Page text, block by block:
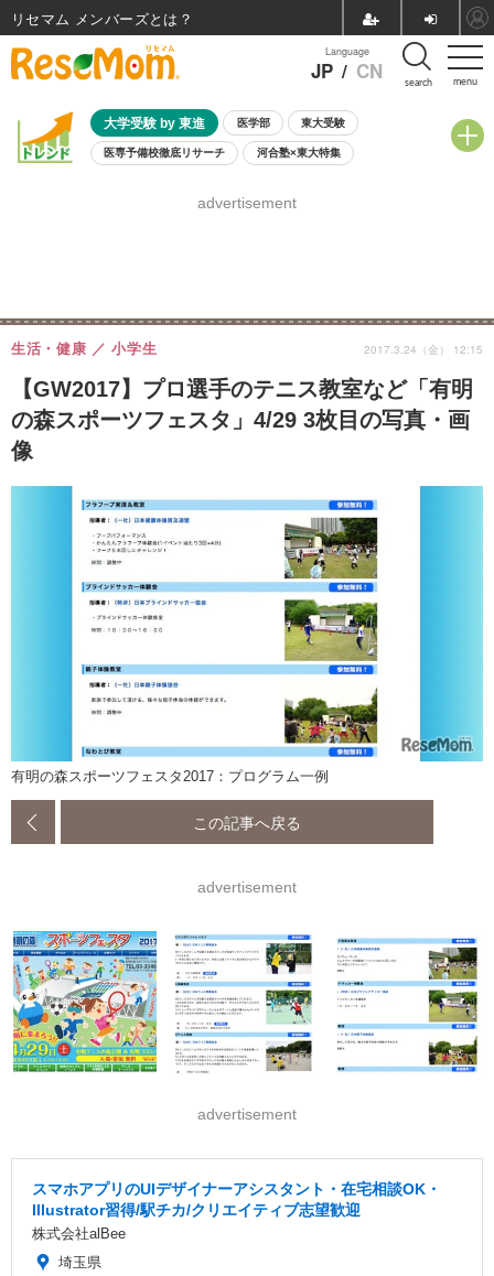
menu
Language
JP / CN search
大学受験 by 東進 医学部 東大受験
医専予備校徹底リサーチ 河合塾×東大特集
8月開催学校説明会・相談会
advertisement
【GW2017】プロ選手のテニス教室など「有明
の森スポーツフェスタ」4/29 3枚目の写真・画
像
生活・健康 小学生 2017.3.24（金） 12:15
有明の森スポーツフェスタ2017：プログラム一例
この記事へ戻る
advertisement
advertisement
スマホアプリのUIデザイナーアシスタント・在宅相談OK・
Illustrator習得/駅チカ/クリエイティブ志望歓迎
株式会社alBee
埼玉県
リセマム メンバーズ